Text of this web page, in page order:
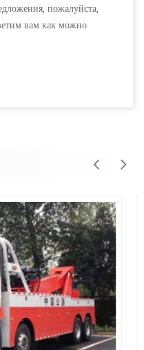
пожалуйста,
вам как можно